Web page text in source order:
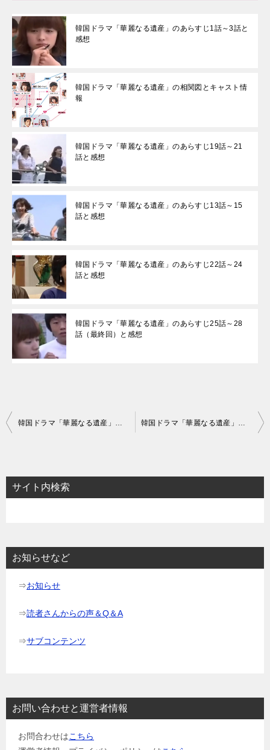
韓国ドラマ「華麗なる遺産」のあらすじ1話～3話と
感想
韓国ドラマ「華麗なる遺産」の相関図とキャスト情
報
韓国ドラマ「華麗なる遺産」のあらすじ19話～21
話と感想
韓国ドラマ「華麗なる遺産」のあらすじ13話～15
話と感想
韓国ドラマ「華麗なる遺産」のあらすじ22話～24
話と感想
韓国ドラマ「華麗なる遺産」のあらすじ25話～28
話（最終回）と感想
投
ビ
ゲ
ョ
サイト内検索
お知らせなど
⇒お知らせ
⇒読者さんからの声＆Q＆A
⇒サブコンテンツ
お問い合わせと運営者情報
お問合わせはこちら